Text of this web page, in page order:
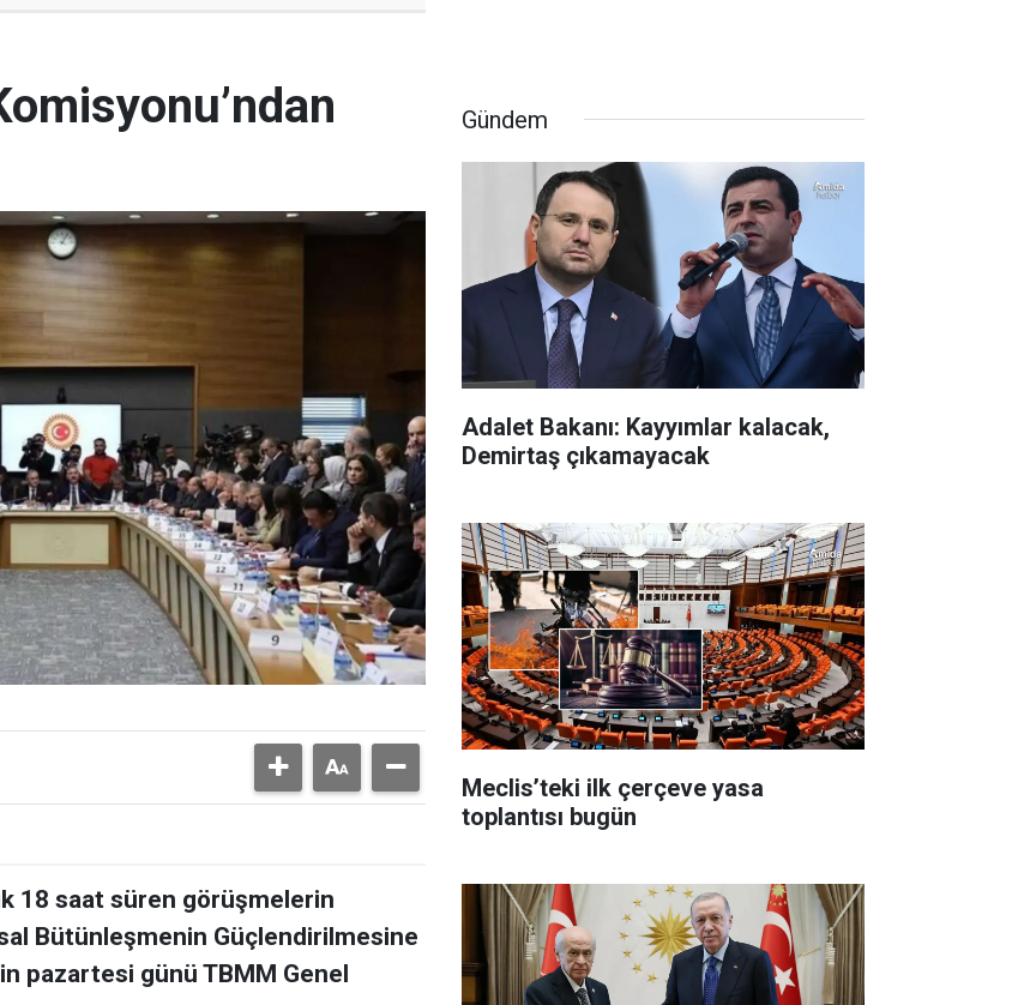
18 saat süren görüşmelerin
Bütünleşmenin Güçlendirilmesine
pazartesi günü TBMM Genel
Gündem
Adalet Bakanı: Kayyımlar kalacak,
Demirtaş çıkamayacak
Meclis’teki ilk çerçeve yasa
toplantısı bugün